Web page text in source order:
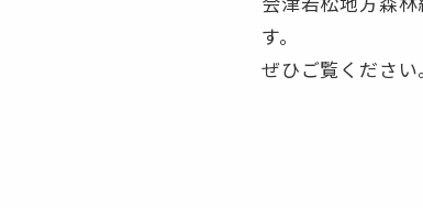
す。
ぜひご覧ください。